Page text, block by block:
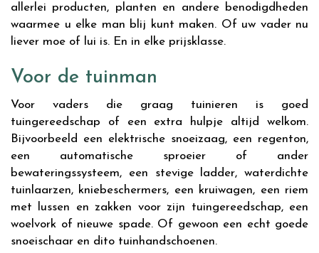
allerlei producten, planten en andere benodigdheden
waarmee u elke man blij kunt maken. Of uw vader nu
liever moe of lui is. En in elke prijsklasse.
Voor de tuinman
Voor vaders die graag tuinieren is goed
tuingereedschap of een extra hulpje altijd welkom.
Bijvoorbeeld een elektrische snoeizaag, een regenton,
een automatische sproeier of ander
bewateringssysteem, een stevige ladder, waterdichte
tuinlaarzen, kniebeschermers, een kruiwagen, een riem
met lussen en zakken voor zijn tuingereedschap, een
woelvork of nieuwe spade. Of gewoon een echt goede
snoeischaar en dito tuinhandschoenen.